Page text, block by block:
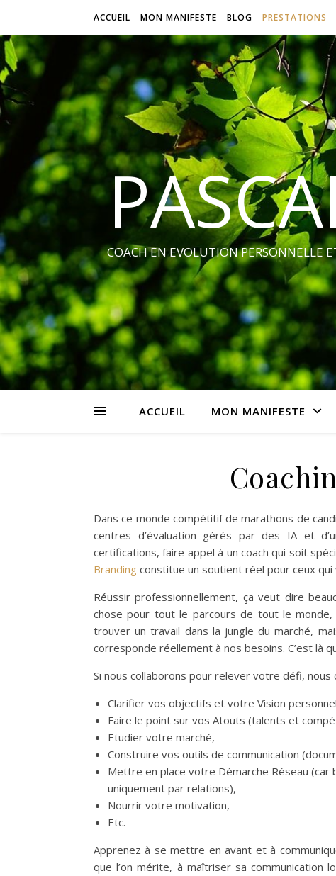
ACCUEIL MON MANIFESTE BLOG PRESTATIONS
COACH EN EVOLUTION PERSONNELLE
ACCUEIL MON MANIFESTE
Dans ce monde compétitif de marathons de
centres d’évaluation gérés par des IA et
certifications, faire appel à un coach qui soit
Branding constitue un soutient réel pour ceux qui
Réussir professionnellement, ça veut dire
chose pour tout le parcours de tout le
trouver un travail dans la jungle du marché,
corresponde réellement à nos besoins. C’est là
Si nous collaborons pour relever votre défi, nous
Clarifier vos objectifs et votre Vision
Faire le point sur vos Atouts (talents et
Etudier votre marché,
Construire vos outils de communication
Mettre en place votre Démarche Réseau
uniquement par relations),
Nourrir votre motivation,
Etc.
Apprenez à se mettre en avant et à
que l’on mérite, à maîtriser sa communication